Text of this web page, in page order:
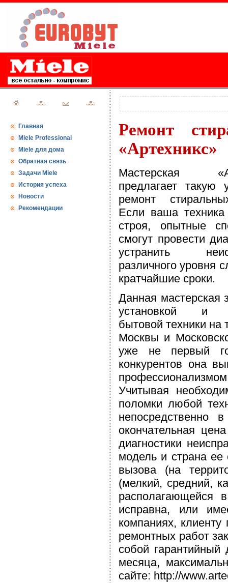
Главная
Miele Professional
Miele для дома
Обратная связь
Задачи Miele
История успеха
Новости
Рекомендации
Ремонт
«Артехникс»
Мастерская
предлагает такую
ремонт
Если ваша
строя, опытные
смогут провести
устранить
различного уровня
кратчайшие сроки.
Данная мастерская
установкой и
бытовой техники на
Москвы и
уже не первый
конкурентов она
Учитывая
поломки любой
непосредственно
окончательная
диагностики
модель и страна ее
вызова (на
(мелкий, средний,
располагающейся
исправна, или
компаниях,
ремонтных работ
собой
месяца,
сайте: http://